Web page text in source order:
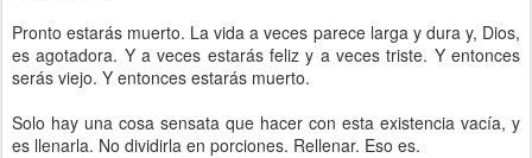
Pronto estarás muerto. La vida a veces parece larga y dura y, Dios,
es agotadora. Y a veces estarás feliz y a veces triste. Y entonces
serás viejo. Y entonces estarás muerto.
Solo hay una cosa sensata que hacer con esta existencia vacía, y
es llenarla. No dividirla en porciones. Rellenar. Eso es.